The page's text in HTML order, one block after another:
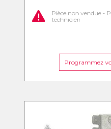
Pièce non vendue -
technicien
Programmez